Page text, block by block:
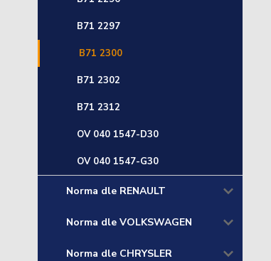
B71 2297
B71 2300
B71 2302
B71 2312
OV 040 1547-D30
OV 040 1547-G30
Norma dle RENAULT
Norma dle VOLKSWAGEN
Norma dle CHRYSLER